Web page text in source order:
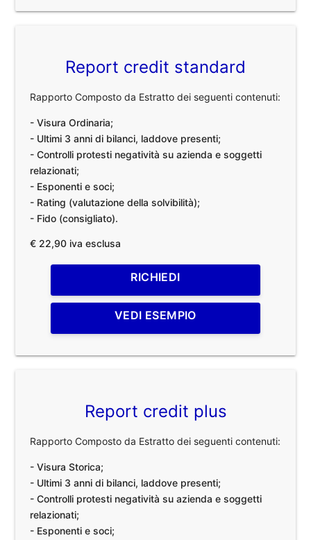
Report credit standard
Rapporto Composto da Estratto dei seguenti contenuti:
- Visura Ordinaria;
- Ultimi 3 anni di bilanci, laddove presenti;
- Controlli protesti negatività su azienda e soggetti
relazionati;
- Esponenti e soci;
- Rating (valutazione della solvibilità);
- Fido (consigliato).
€ 22,90 iva esclusa
RICHIEDI
VEDI ESEMPIO
Report credit plus
Rapporto Composto da Estratto dei seguenti contenuti:
- Visura Storica;
- Ultimi 3 anni di bilanci, laddove presenti;
- Controlli protesti negatività su azienda e soggetti
relazionati;
- Esponenti e soci;